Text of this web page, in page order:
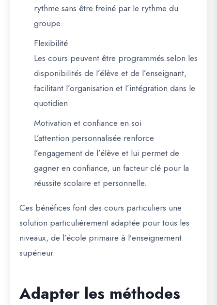
rythme sans être freiné par le rythme du
groupe.
Flexibilité
Les cours peuvent être programmés selon les
disponibilités de l’élève et de l’enseignant,
facilitant l’organisation et l’intégration dans le
quotidien.
Motivation et confiance en soi
L’attention personnalisée renforce
l’engagement de l’élève et lui permet de
gagner en confiance, un facteur clé pour la
réussite scolaire et personnelle.
Ces bénéfices font des cours particuliers une
solution particulièrement adaptée pour tous les
niveaux, de l’école primaire à l’enseignement
supérieur.
Adapter les méthodes